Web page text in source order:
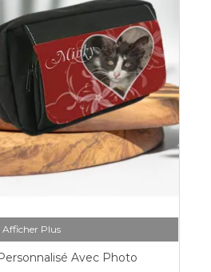
Afficher Plus
Avec Photo